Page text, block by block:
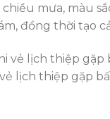
mưa, màu
đồng thời tạo
lịch thiệp gặp